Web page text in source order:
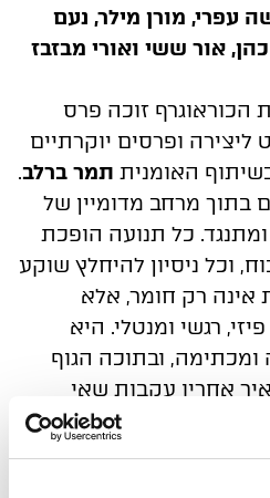
עפרי, מורן מילר, נעם
אור ששי ואורי מבזבז
הכוראוגרף זוכה פרס
ופרסים יוקרתיים
האומנית תמר ברלב.
בתוך מרחב מדומיין של
כל תנועה הופכת
וכל ניסיון להיחלץ שוקע
אינה רק חומר, אלא
רגשי ומנטלי. היא
ובתוכה הגוף
אחריו עקבות שאי